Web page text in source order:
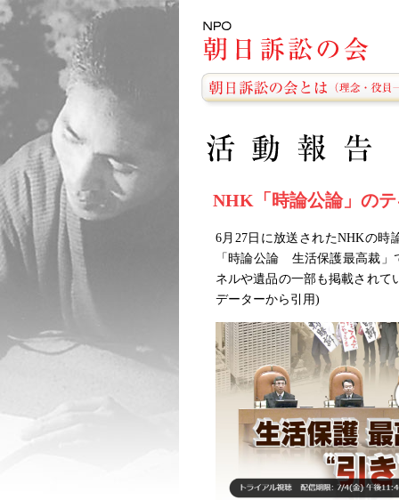
NHK「時論公論」の
6月27日に放送されたNHKの時
「時論公論 生活保護最高裁」
ネルや遺品の一部も掲載されて
データーから引用)